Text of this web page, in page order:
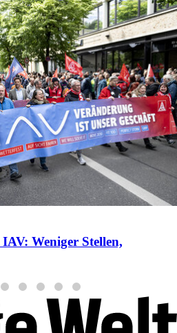
Weniger Stellen,